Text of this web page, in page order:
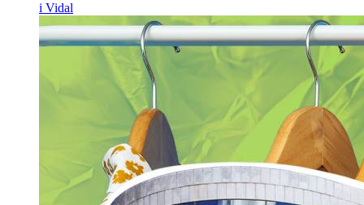
i Vidal